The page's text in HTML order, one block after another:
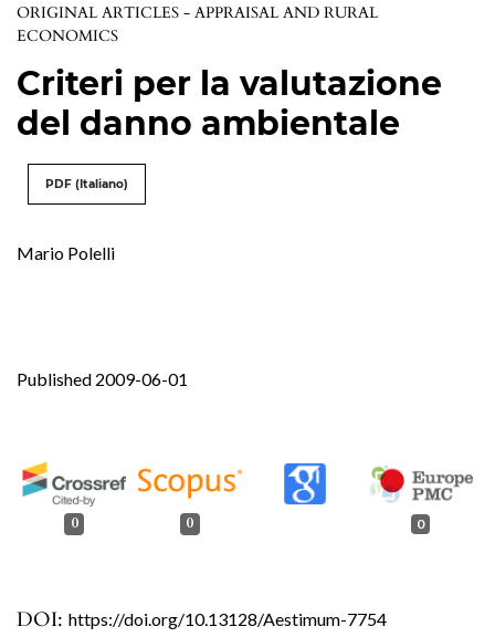
ORIGINAL ARTICLES - APPRAISAL AND RURAL
ECONOMICS
Criteri per la valutazione
del danno ambientale
PDF (Italiano)
Mario Polelli
DOI: https://doi.org/10.13128/Aestimum-7754
Published 2009-06-01
0 0 0